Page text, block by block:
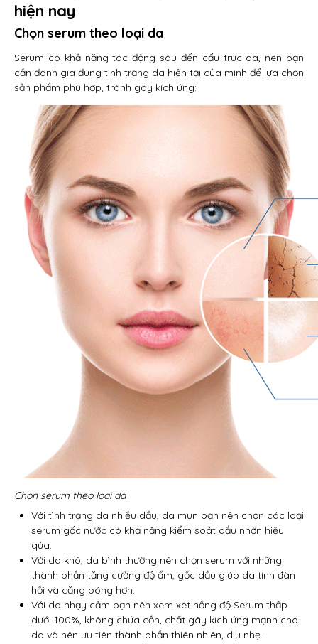
hiện nay
Chọn serum theo loại da
Serum có khả năng tác động sâu đến cấu trúc da, nên bạn
cần đánh giá đúng tình trạng da hiện tại của mình để lựa chọn
sản phẩm phù hợp, tránh gây kích ứng:
Chọn serum theo loại da
Với tình trạng da nhiều dầu, da mụn bạn nên chọn các loại
serum gốc nước có khả năng kiểm soát dầu nhờn hiệu
qủa.
Với da khô, da bình thường nên chọn serum với những
thành phần tăng cường độ ẩm, gốc dầu giúp da tính đàn
hồi và căng bóng hơn.
Với da nhạy cảm bạn nên xem xét nồng độ Serum thấp
dưới 100%, không chứa cồn, chất gây kích ứng mạnh cho
da và nên ưu tiên thành phần thiên nhiên, dịu nhẹ.